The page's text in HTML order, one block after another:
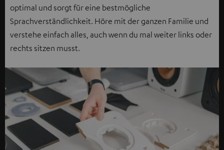
optimal und sorgt für eine bestmögliche
Sprachverständlichkeit. Höre mit der ganzen Familie und
verstehe einfach alles, auch wenn du mal weiter links oder
rechts sitzen musst.